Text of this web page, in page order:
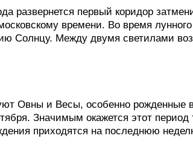
развернется первый коридор
времени. Во время
Солнцу. Между двумя светилами
Овны и Весы, особенно рожденные
Значимым окажется этот период
приходятся на последнюю